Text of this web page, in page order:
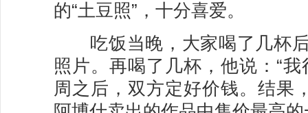
的“土豆照”，十分喜爱。
吃饭当晚，大家喝了几杯后
照片。再喝了几杯，他说：“
周之后，双方定好价钱。结果